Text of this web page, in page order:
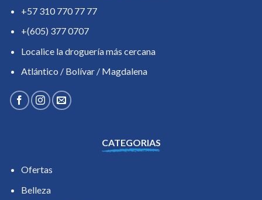
+57 310 770 77 77
+(605) 377 0707
Localice la droguería más cercana
Atlántico / Bolívar / Magdalena
CATEGORIAS
Ofertas
Belleza